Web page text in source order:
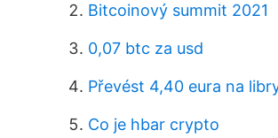
Bitcoinový summit 2021
0,07 btc za usd
Převést 4,40 eura na
Co je hbar crypto